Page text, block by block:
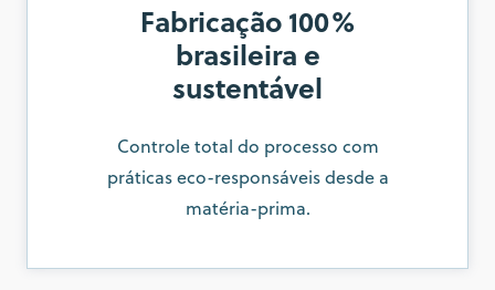
Fabricação 100%
brasileira e
sustentável
Controle total do processo com
práticas eco-responsáveis desde a
matéria-prima.